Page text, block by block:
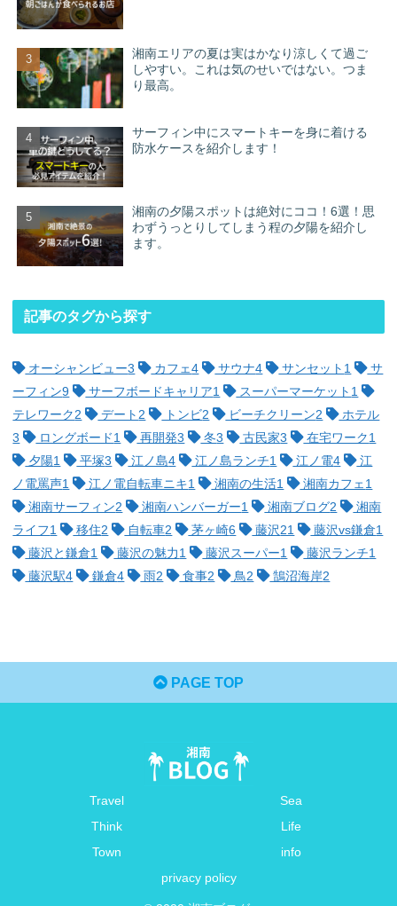
湘南エリアの夏は実はかなり涼しくて過ご
しやすい。これは気のせいではない。つま
り最高。
サーフィン中にスマートキーを身に着ける
防水ケースを紹介します！
湘南の夕陽スポットは絶対にココ！6選！思
わずうっとりしてしまう程の夕陽を紹介し
ます。
記事のタグから探す
オーシャンビュー3 カフェ4 サウナ4 サンセット 1
サ
ーフィン9 サーフボードキャリア1 スーパーマーケット 1
テレワーク2 デート 2 トンビ2 ビーチクリーン2
ホテル
3
ロングボード1 再開発3 冬3 古民家3 在宅ワーク1
夕陽1 平塚3 江ノ島4 江ノ島ランチ1 江ノ電4
江
ノ電罵声1 江ノ電自転車ニキ1 湘南の生活1 湘南カフェ 1
湘南サーフィン2 湘南ハンバーガー1 湘南ブログ2
湘南
ライフ1 移住2 自転車2 茅ヶ崎6 藤沢21 藤沢vs鎌倉1
藤沢と鎌倉1 藤沢の魅力1 藤沢スーパー1 藤沢ランチ1
藤沢駅4 鎌倉4 雨2 食事2 鳥2 鵠沼海岸2
PAGE TOP
Travel
Sea
Think
Life
Town
info
privacy policy